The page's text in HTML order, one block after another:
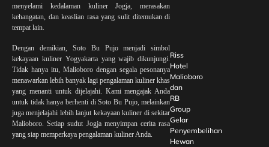
menyelami kedalaman kuliner Jogja, merasakan
kehangatan, dan keaslian rasa yang sulit ditemukan di
tempat lain.
Dengan demikian, Soto Bu Pujo menjadi simbol
kekayaan kuliner Yogyakarta yang wajib dikunjungi.
Tidak hanya itu, Malioboro dengan segala pesonanya
menawarkan lebih banyak lagi pengalaman kuliner khas
yang menanti untuk dijelajahi. Kami mengajak Anda
untuk tidak hanya berhenti di Soto Bu Pujo, melainkan
juga menjelajahi lebih lanjut kekayaan kuliner di sekitar
Malioboro. Setiap sudut Jogja menyimpan cerita rasa
yang siap memperkaya pengalaman kuliner Anda.
Riss
Hotel
Malioboro
dan
RB
Group
Gelar
Penyembelihan
Hewan